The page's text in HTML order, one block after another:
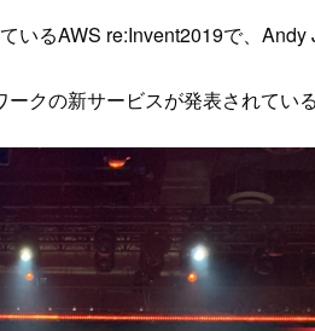
いるAWS re:Invent2019で、Andy
クの新サービスが発表されて